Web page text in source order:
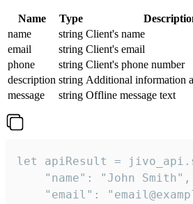
Name Type
name
string Client's name
email
string Client's email
phone
string Client's phone number
description string Additional information
message
string Offline message text
let apiResult =
    "name": "John Smith",
"email":